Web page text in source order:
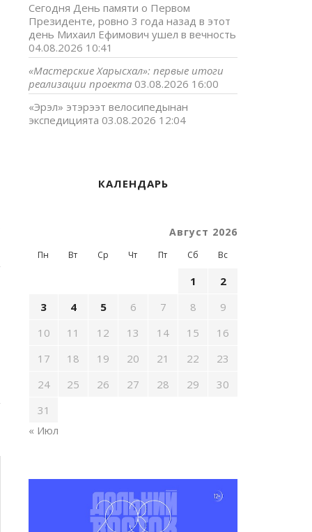
Сегодня День памяти о Первом
Президенте, ровно 3 года назад в этот
день Михаил Ефимович ушел в вечность
04.08.2026 10:41
«Мастерские Харысхал»: первые итоги
реализации проекта 03.08.2026 16:00
«Эрэл» этэрээт велосипедынан
экспедицията 03.08.2026 12:04
КАЛЕНДАРЬ
Август 2026
Пн Вт Ср Чт Пт Сб Вс
1
2
3
4 5 6 7 8
9
10
11 12 13 14 15
16
17
18 19 20 21 22
23
24
25 26 27 28 29
30
31
« Июл